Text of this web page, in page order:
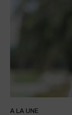
A LA UNE